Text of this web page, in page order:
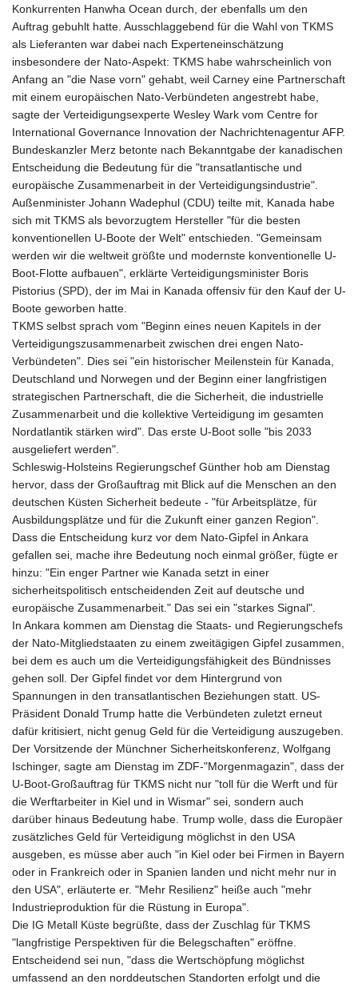
Konkurrenten Hanwha Ocean durch, der ebenfalls um den
Auftrag gebuhlt hatte. Ausschlaggebend für die Wahl von TKMS
als Lieferanten war dabei nach Experteneinschätzung
insbesondere der Nato-Aspekt: TKMS habe wahrscheinlich von
Anfang an "die Nase vorn" gehabt, weil Carney eine Partnerschaft
mit einem europäischen Nato-Verbündeten angestrebt habe,
sagte der Verteidigungsexperte Wesley Wark vom Centre for
International Governance Innovation der Nachrichtenagentur AFP.
Bundeskanzler Merz betonte nach Bekanntgabe der kanadischen
Entscheidung die Bedeutung für die "transatlantische und
europäische Zusammenarbeit in der Verteidigungsindustrie".
Außenminister Johann Wadephul (CDU) teilte mit, Kanada habe
sich mit TKMS als bevorzugtem Hersteller "für die besten
konventionellen U-Boote der Welt" entschieden. "Gemeinsam
werden wir die weltweit größte und modernste konventionelle U-
Boot-Flotte aufbauen", erklärte Verteidigungsminister Boris
Pistorius (SPD), der im Mai in Kanada offensiv für den Kauf der U-
Boote geworben hatte.
TKMS selbst sprach vom "Beginn eines neuen Kapitels in der
Verteidigungszusammenarbeit zwischen drei engen Nato-
Verbündeten". Dies sei "ein historischer Meilenstein für Kanada,
Deutschland und Norwegen und der Beginn einer langfristigen
strategischen Partnerschaft, die die Sicherheit, die industrielle
Zusammenarbeit und die kollektive Verteidigung im gesamten
Nordatlantik stärken wird". Das erste U-Boot solle "bis 2033
ausgeliefert werden".
Schleswig-Holsteins Regierungschef Günther hob am Dienstag
hervor, dass der Großauftrag mit Blick auf die Menschen an den
deutschen Küsten Sicherheit bedeute - "für Arbeitsplätze, für
Ausbildungsplätze und für die Zukunft einer ganzen Region".
Dass die Entscheidung kurz vor dem Nato-Gipfel in Ankara
gefallen sei, mache ihre Bedeutung noch einmal größer, fügte er
hinzu: "Ein enger Partner wie Kanada setzt in einer
sicherheitspolitisch entscheidenden Zeit auf deutsche und
europäische Zusammenarbeit." Das sei ein "starkes Signal".
In Ankara kommen am Dienstag die Staats- und Regierungschefs
der Nato-Mitgliedstaaten zu einem zweitägigen Gipfel zusammen,
bei dem es auch um die Verteidigungsfähigkeit des Bündnisses
gehen soll. Der Gipfel findet vor dem Hintergrund von
Spannungen in den transatlantischen Beziehungen statt. US-
Präsident Donald Trump hatte die Verbündeten zuletzt erneut
dafür kritisiert, nicht genug Geld für die Verteidigung auszugeben.
Der Vorsitzende der Münchner Sicherheitskonferenz, Wolfgang
Ischinger, sagte am Dienstag im ZDF-"Morgenmagazin", dass der
U-Boot-Großauftrag für TKMS nicht nur "toll für die Werft und für
die Werftarbeiter in Kiel und in Wismar" sei, sondern auch
darüber hinaus Bedeutung habe. Trump wolle, dass die Europäer
zusätzliches Geld für Verteidigung möglichst in den USA
ausgeben, es müsse aber auch "in Kiel oder bei Firmen in Bayern
oder in Frankreich oder in Spanien landen und nicht mehr nur in
den USA", erläuterte er. "Mehr Resilienz" heiße auch "mehr
Industrieproduktion für die Rüstung in Europa".
Die IG Metall Küste begrüßte, dass der Zuschlag für TKMS
"langfristige Perspektiven für die Belegschaften" eröffne.
Entscheidend sei nun, "dass die Wertschöpfung möglichst
umfassend an den norddeutschen Standorten erfolgt und die